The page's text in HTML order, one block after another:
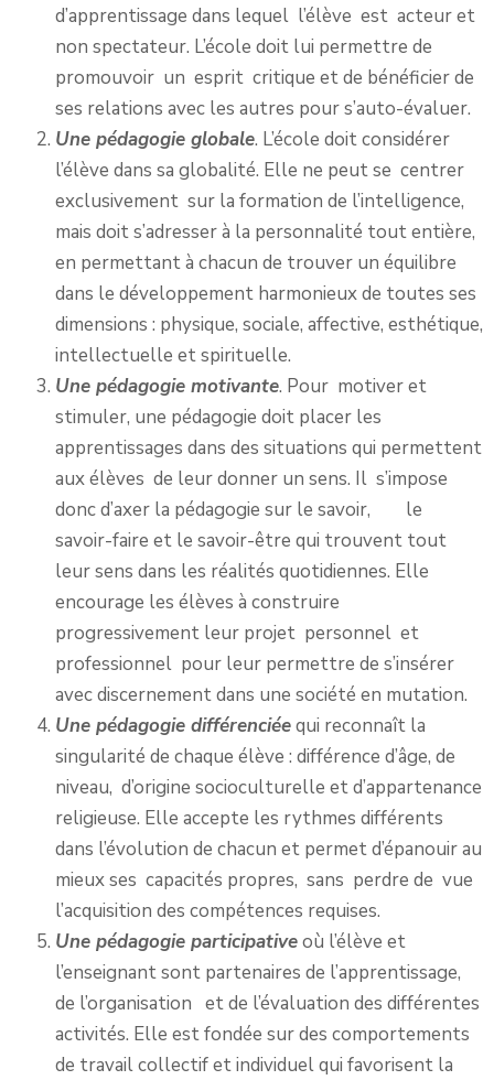
d’apprentissage dans lequel l’élève est acteur et
non spectateur. L’école doit lui permettre de
promouvoir un esprit critique et de bénéficier de
ses relations avec les autres pour s’auto-évaluer.
Une pédagogie globale. L’école doit considérer
l’élève dans sa globalité. Elle ne peut se centrer
exclusivement sur la formation de l’intelligence,
mais doit s’adresser à la personnalité tout entière,
en permettant à chacun de trouver un équilibre
dans le développement harmonieux de toutes ses
dimensions : physique, sociale, affective, esthétique,
intellectuelle et spirituelle.
Une pédagogie motivante. Pour motiver et
stimuler, une pédagogie doit placer les
apprentissages dans des situations qui permettent
aux élèves de leur donner un sens. Il s’impose
donc d’axer la pédagogie sur le savoir, le
savoir-faire et le savoir-être qui trouvent tout
leur sens dans les réalités quotidiennes. Elle
encourage les élèves à construire
progressivement leur projet personnel et
professionnel pour leur permettre de s’insérer
avec discernement dans une société en mutation.
Une pédagogie différenciéequi reconnaît la
singularité de chaque élève : différence d’âge, de
niveau, d’origine socioculturelle et d’appartenance
religieuse. Elle accepte les rythmes différents
dans l’évolution de chacun et permet d’épanouir au
mieux ses capacités propres, sans perdre de vue
l’acquisition des compétences requises.
Une pédagogie participativeoù l’élève et
l’enseignant sont partenaires de l’apprentissage,
de l’organisation et de l’évaluation des différentes
activités. Elle est fondée sur des comportements
de travail collectif et individuel qui favorisent la